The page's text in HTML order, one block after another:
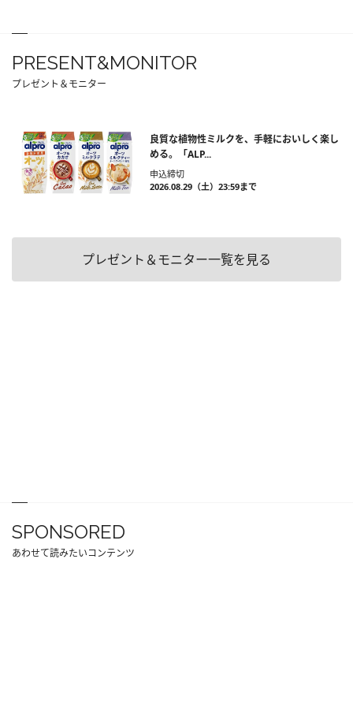
PRESENT&MONITOR
プレゼント＆モニター
良質な植物性ミルクを、手軽においしく楽し
める。「ALP...
申込締切
2026.08.29（土）23:59まで
プレゼント＆モニター一覧を見る
SPONSORED
あわせて読みたいコンテンツ